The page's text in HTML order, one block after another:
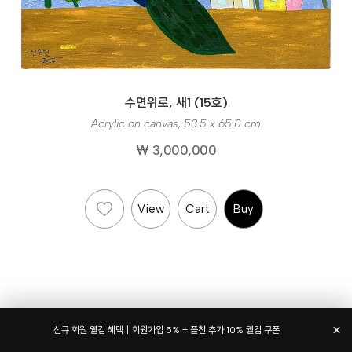
신규 회원 웰컴 혜택｜회원가입 5% + 플친 추가 10% 웰컴 쿠폰 ×
수면위로, 새1 (15호)
Acrylic on canvas, 53.5 x 65.0 cm
₩ 3,000,000
View Cart Buy